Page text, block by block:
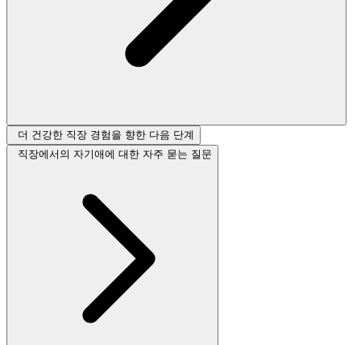
더 건강한 직장 경험을 향한 다음 단계
직장에서의 자기애에 대한 자주 묻는 질문